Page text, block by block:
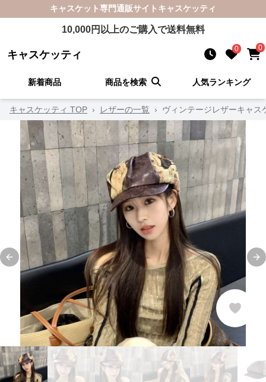
キャスケット専門通販サイト キャスケッティ
10,000円以上のご購入で送料無料
キャスケッティ 0 0
新着商品 商品を検索 人気ランキング
キャスケッティ TOP › レザーの一覧 › ヴィンテージレザーキャス
Previous slide